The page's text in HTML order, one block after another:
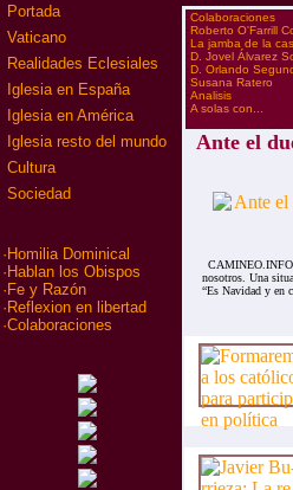
Portada
Vaticano
Realidades Eclesiales
Iglesia en España
Iglesia en América
Iglesia resto del mundo
Cultura
Sociedad
· Homilia Dominical
· Hablan los Obispos
· Fe y Razón
· Reflexion en libertad
·Colaboraciones
·Colaboraciones
·Roberto O'Farrill
·La jamba de la
·D. Jovel Álvarez
·D. Orlando
·Susana Ratero
·Analisis
·A solas con...
Ante el
nosotros. Una
“Es Navidad y en